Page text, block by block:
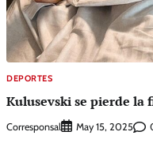
DEPORTES
Kulusevski se pierde la
Corresponsal May 15, 2025